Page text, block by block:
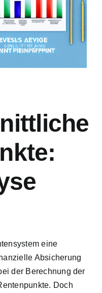
Weitere
eine
Absicherung
der Berechnung der
Doch